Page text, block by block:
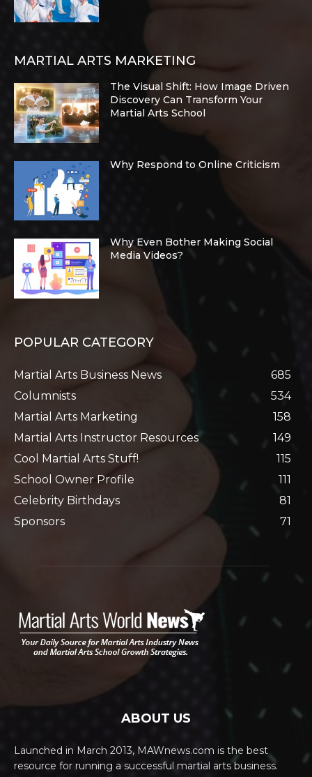
MARTIAL ARTS MARKETING
The Visual Shift: How Image Driven
Discovery Can Transform Your
Martial Arts School
Why Respond to Online Criticism
Why Even Bother Making Social
Media Videos?
POPULAR CATEGORY
Martial Arts Business News
685
Columnists
534
Martial Arts Marketing
158
Martial Arts Instructor Resources
149
Cool Martial Arts Stuff!
115
School Owner Profile
111
Celebrity Birthdays
81
Sponsors
71
ABOUT US
Launched in March 2013, MAWnews.com is the best
resource for running a successful martial arts business.